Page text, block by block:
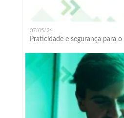
07/05/26
Praticidade e segurança para o